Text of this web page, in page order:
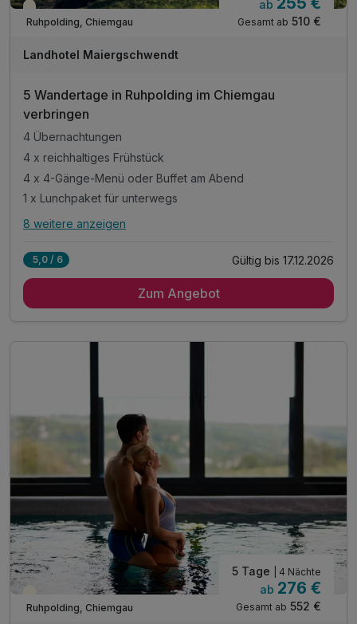
Teilweise ausgelastet
Ruhpolding, Chiemgau
ab
Gesamt ab 510 €
Landhotel Maiergschwendt
5 Wandertage in Ruhpolding im Chiemgau
verbringen
4 Übernachtungen
4 x reichhaltiges Frühstück
4 x 4-Gänge-Menü oder Buffet am Abend
1 x Lunchpaket für unterwegs
Alle Inklusivleistungen
4 x reichhaltiges Frühstück
1 x Berg- oder Talfahrt "Unternbergbahn"**
1 x Berg- & Talfahrt "Hochfelln Seilbahn"**
inkl. Eintritt Glockenschmiede und Heimatmuseum**
inkl. Nutzung des öffentlichen Nahverkehrs**
inkl. Chiemgau Card mit vielen weiteren Angeboten
Nutzung des Saunabereichs im Hotel
8 weitere anzeigen
5,0 / 6 Gültig bis 17.12.2026
Zum Angebot
Teilweise ausgelastet
Ruhpolding, Chiemgau
5 Tage | 4 Nächte
ab 276 €
Gesamt ab 552 €